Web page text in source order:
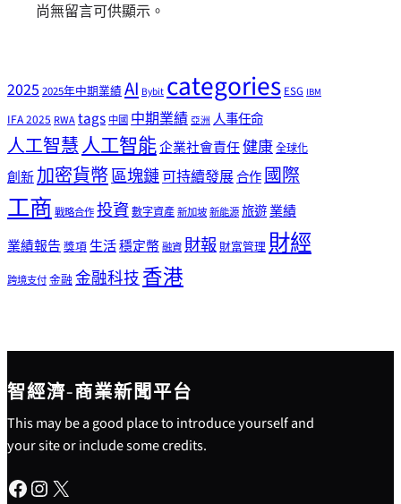
尚無留言可供顯示。
20252025年中期業績AI Bybitcategories ESG IBM
IFA 2025 RWAtags 中國 中期業績 亞洲 人事任命
人工智慧人工智能企業社會責任健康全球化
創新加密貨幣區塊鏈可持續發展合作國際
工商 戰略合作投資數字資產新加坡新能源旅遊業績
業績報告 獎項生活穩定幣融資 財報 財富管理財經
跨境支付金融 金融科技香港
智經濟-商業新聞平台
This may be a good place to introduce yourself and
your site or include some credits.
Facebook Instagram X